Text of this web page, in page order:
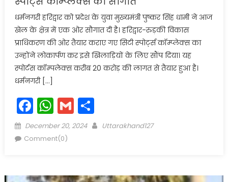
धर्मनगरी हरिद्वार को प्रदेश के युवा मुख्यमंत्री पुष्कर सिंह धामी ने आज
खेल के क्षेत्र में एक ओर सौगात दी है। हरिद्वार-रुड़की विकास
प्राधिकरण की ओर तैयार कराए गए सिटी स्पोर्ट्स कॉम्प्लेक्स का
उन्होंने लोकार्पण कर इसे खिलाड़ियों के लिए सौंप दिया। यह
स्पोर्टस कॉम्पलेक्स करीब 20 करोड़ की लागत से तैयार हुआ है।
धर्मनगरी […]
Facebook
WhatsApp
GmailShare
Posted
on
December 20, 2024 Author
Uttarakhand127
Comment(0)